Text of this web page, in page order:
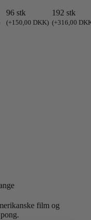
96 stk
(+150,00DKK)
192 stk
(+316,00
film og